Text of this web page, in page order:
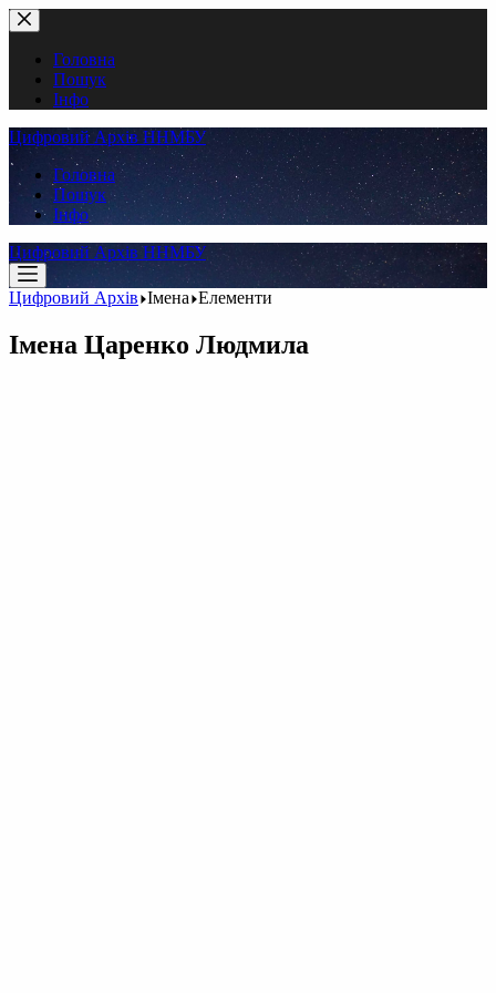
Перейти
до
вмістуГоловна
Пошук
Інфо
Цифровий Архів ННМБУ
Головна
Пошук
Інфо
Цифровий Архів ННМБУ
Цифровий Архів Імена Елементи
Імена Царенко Людмила